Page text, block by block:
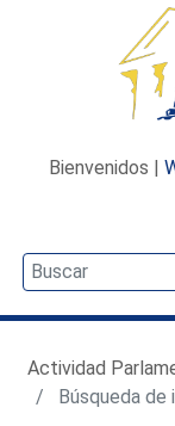
Bienvenidos |
Actividad
Búsqueda de